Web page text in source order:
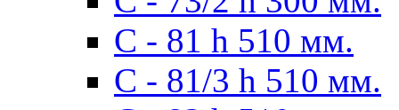
С - 81 h 510 мм.
С - 81/3 h 510 мм.